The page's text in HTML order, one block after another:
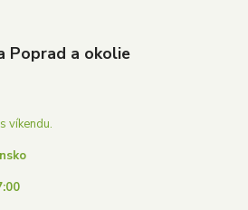
Poprad a okolie
víkendu.